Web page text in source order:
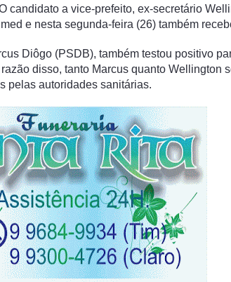
candidato a vice-prefeito, ex-secretário
e nesta segunda-feira (26) também
Diôgo (PSDB), também testou positivo
disso, tanto Marcus quanto Wellington
pelas autoridades sanitárias.